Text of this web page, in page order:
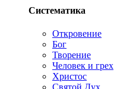
Систематика
Откровение
Бог
Творение
Человек и грех
Христос